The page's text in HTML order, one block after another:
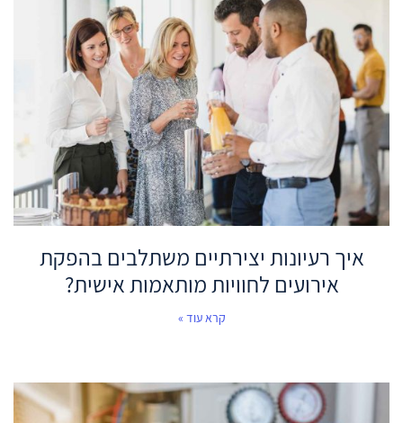
איך רעיונות יצירתיים משתלבים בהפקת
אירועים לחוויות מותאמות אישית?
קרא עוד »